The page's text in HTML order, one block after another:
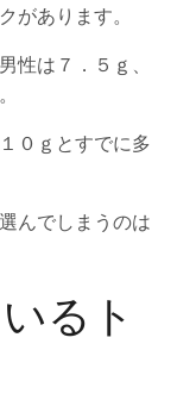
があります。
性は７．５ｇ、
０ｇとすでに多
んでしまうのは
るト